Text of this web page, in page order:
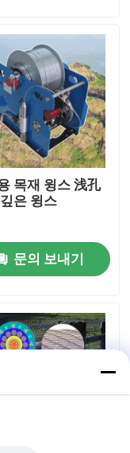
다
목재 윙스 浅孔
은 윙스
문의 보내기